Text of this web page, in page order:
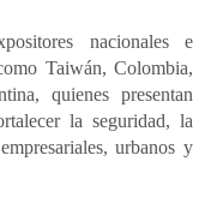
nacionales e
Taiwán, Colombia,
quienes presentan
la seguridad, la
urbanos y